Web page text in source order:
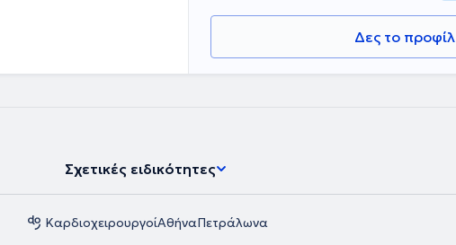
Δες το προφίλ
Σχετικές ειδικότητες
ΚαρδιοχειρουργοίΑθήναΠετράλωνα